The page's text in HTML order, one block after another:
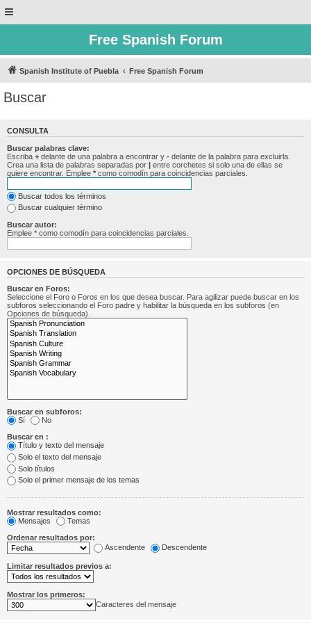
Free Spanish Forum
Spanish Institute of Puebla Free Spanish Forum
Buscar
CONSULTA
Buscar palabras clave:
Escriba + delante de una palabra a encontrar y - delante de la palabra para excluirla.
Crea una lista de palabras separadas por | entre corchetes si solo una de ellas se
quiere encontrar. Emplee * como comodín para coincidencias parciales.
Buscar todos los términos
Buscar cualquier término
Buscar autor:
Emplee * como comodín para coincidencias parciales.
OPCIONES DE BÚSQUEDA
Buscar en Foros:
Seleccione el Foro o Foros en los que desea buscar. Para agilizar puede buscar en los
subforos seleccionando el Foro padre y habilitar la búsqueda en los subforos (en
Opciones de búsqueda).
Buscar en subforos:
Sí
No
Buscar en :
Título y texto del mensaje
Solo el texto del mensaje
Solo títulos
Solo el primer mensaje de los temas
Mostrar resultados como:
Mensajes
Temas
Ordenar resultados por:
Ascendente
Descendente
Limitar resultados previos a:
Mostrar los primeros:
Caracteres del mensaje